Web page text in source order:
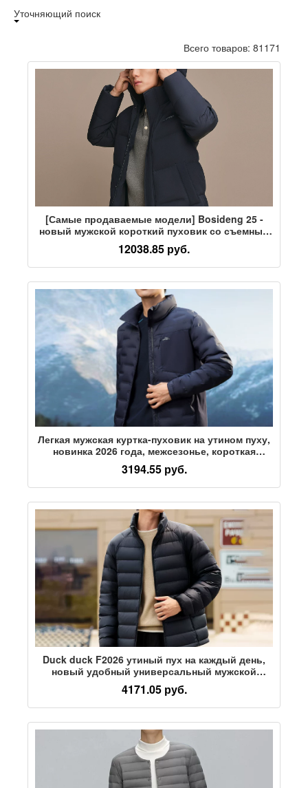
Уточняющий поиск
Всего товаров: 81171
[Самые продаваемые модели] Bosideng 25 -
новый мужской короткий пуховик со съемным
капюшоном из ветрозащитного и теплого 90%
бархата
12038.85 руб.
Легкая мужская куртка-пуховик на утином пуху,
новинка 2026 года, межсезонье, короткая
модная повседневная теплая толстая куртка на
утином пуху с воротником-стойкой
3194.55 руб.
Duck duck F2026 утиный пух на каждый день,
новый удобный универсальный мужской
пуховик с воротником-стойкой для поездок на
работу, свободный модный верх,
повседневная куртка
4171.05 руб.